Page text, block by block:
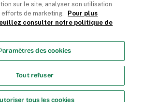
Tous droits réservés.
Politique de vie privée
Énoncé sur
employés Liste des cookies
Paramètres des cookies
sur le site, analyser son utilisation
de marketing.
Pour plus
consulter notre politique de
des cookies
Tout refuser
tous les cookies